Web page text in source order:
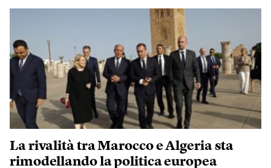
La rivalità tra Marocco e Algeria sta
rimodellando la politica europea